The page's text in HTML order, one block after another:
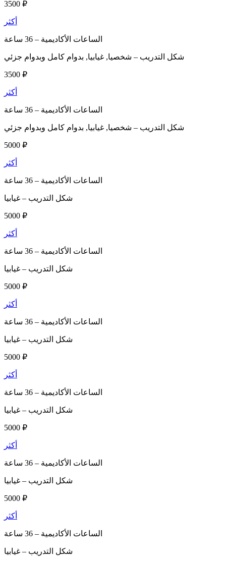
3500 ₽
أكثر
الساعات الأكاديمية –
شكل التدريب – شخصيا, غيابيا, بدوام كامل وبدوام جزئي
3500 ₽
أكثر
الساعات الأكاديمية –
شكل التدريب – شخصيا, غيابيا, بدوام كامل وبدوام جزئي
5000 ₽
أكثر
الساعات الأكاديمية –
شكل التدريب – غيابيا
5000 ₽
أكثر
الساعات الأكاديمية –
شكل التدريب – غيابيا
5000 ₽
أكثر
الساعات الأكاديمية –
شكل التدريب – غيابيا
5000 ₽
أكثر
الساعات الأكاديمية –
شكل التدريب – غيابيا
5000 ₽
أكثر
الساعات الأكاديمية –
شكل التدريب – غيابيا
5000 ₽
أكثر
الساعات الأكاديمية –
شكل التدريب – غيابيا